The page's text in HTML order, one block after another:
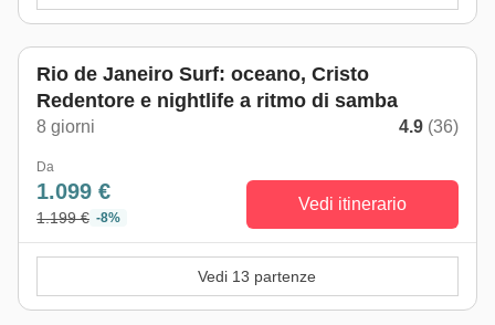
Rio de Janeiro Surf: oceano, Cristo
Redentore e nightlife a ritmo di samba
8 giorni 4.9 (36)
Da
1.099 €
1.199 € -8%
Vedi itinerario
Vedi 13 partenze